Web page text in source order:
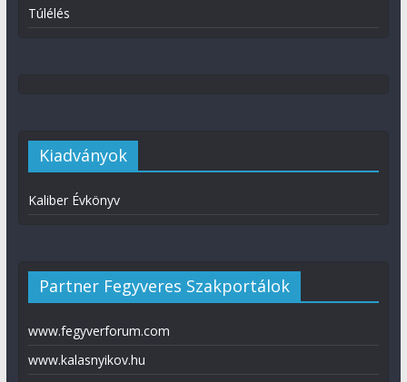
Túlélés
Kiadványok
Kaliber Évkönyv
Partner Fegyveres Szakportálok
www.fegyverforum.com
www.kalasnyikov.hu